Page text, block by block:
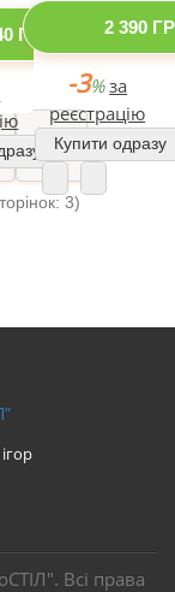
ГРН 2 390
-3% за
реєстрацію
Купити одразу
>|
3)
Всі права